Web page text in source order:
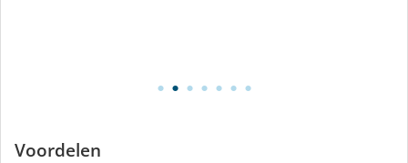
Voordelen